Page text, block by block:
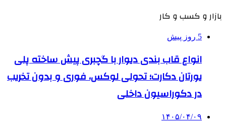
بازار و کسب و کار
5 روز پیش
انواع قاب بندی دیوار با گچبری پیش ساخته پلی
یورتان دکارت؛ تحولی لوکس، فوری و بدون تخریب
در دکوراسیون داخلی
۱۴۰۵/۰۴/۰۹